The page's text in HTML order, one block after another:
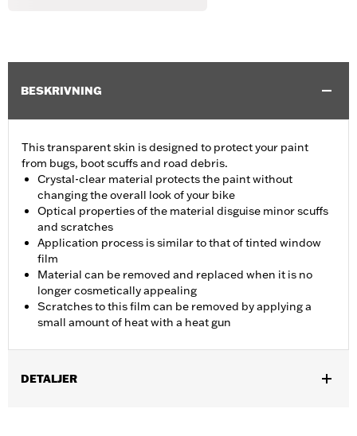
BESKRIVNING
This transparent skin is designed to protect your paint
from bugs, boot scuffs and road debris.
Crystal-clear material protects the paint without
changing the overall look of your bike
Optical properties of the material disguise minor scuffs
and scratches
Application process is similar to that of tinted window
film
Material can be removed and replaced when it is no
longer cosmetically appealing
Scratches to this film can be removed by applying a
small amount of heat with a heat gun
DETALJER